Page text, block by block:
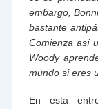
embargo,
bastante
Comienza así
Woody
mundo si eres
En esta